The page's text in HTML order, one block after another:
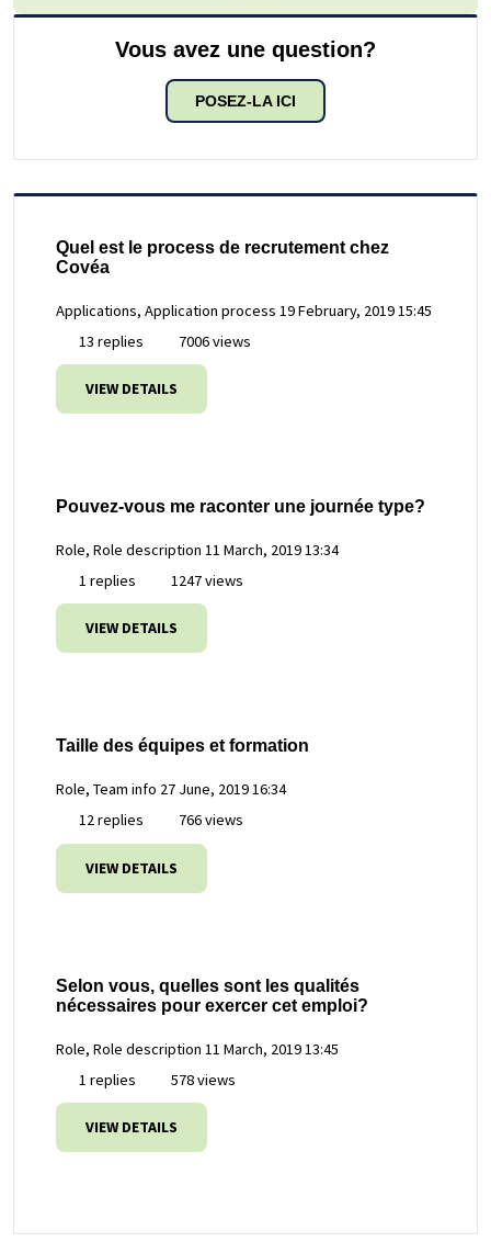
Vous avez une question?
POSEZ-LA ICI
Quel est le process de recrutement chez
Covéa
Applications, Application process 19 February, 2019 15:45
13 replies
7006 views
VIEW DETAILS
Pouvez-vous me raconter une journée type?
Role, Role description 11 March, 2019 13:34
1 replies
1247 views
VIEW DETAILS
Taille des équipes et formation
Role, Team info 27 June, 2019 16:34
12 replies
766 views
VIEW DETAILS
Selon vous, quelles sont les qualités
nécessaires pour exercer cet emploi?
Role, Role description 11 March, 2019 13:45
1 replies
578 views
VIEW DETAILS